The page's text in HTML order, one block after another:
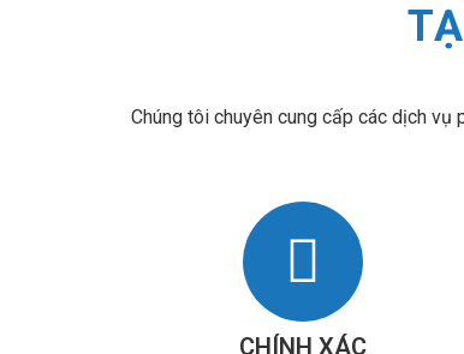
Chúng tôi chuyên cung cấp các dịch vụ
CHÍNH XÁC